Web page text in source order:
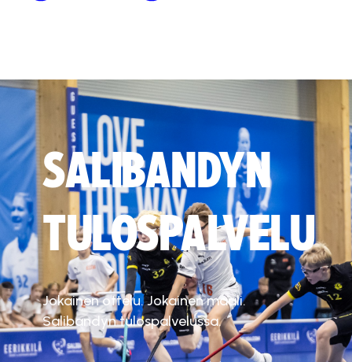
SALIBANDYN
TULOSPALVELU
Jokainen ottelu. Jokainen maali.
Salibandyn tulospalvelussa.